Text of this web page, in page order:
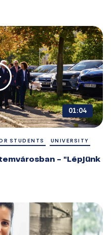
01:04
STUDENTS UNIVERSITY
- "Lépjünk